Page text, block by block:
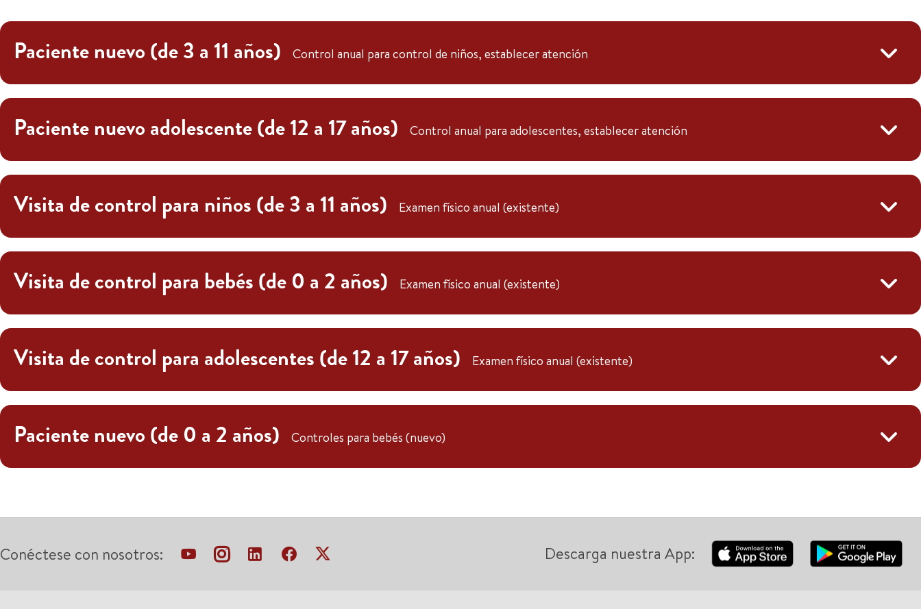
Paciente nuevo (de 3 a 11 años) Control anual para control de niños, establecer atención
Paciente nuevo adolescente (de 12 a 17 años) Control anual para adolescentes, establecer atención
Visita de control para niños (de 3 a 11 años) Examen físico anual (existente)
Visita de control para bebés (de 0 a 2 años) Examen físico anual (existente)
Visita de control para adolescentes (de 12 a 17 años) Examen físico anual (existente)
Paciente nuevo (de 0 a 2 años) Controles para bebés (nuevo)
Conéctese con nosotros: Descarga nuestra App: